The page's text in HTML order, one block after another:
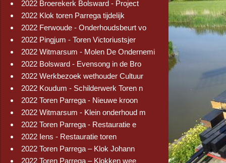
2022 Broerekerk Bolsward - Project
2022 Klok toren Parrega tijdelijk
2022 Ferwoude - Onderhoudsbeurt vo
2022 Pingjum - Toren Victoriustsjer
2022 Witmarsum - Molen De Ondernemi
2022 Bolsward - Evensong in de Bro
2022 Werkbezoek wethouder Cultuur
2022 Koudum - Schilderwerk Toren n
2022 Toren Parrega - Nieuwe kroon
2022 Witmarsum - Klein onderhoud m
2022 Toren Parrega - Restauratie e
2022 Iens - Restauratie toren
2022 Toren Parrega – Klok Johann
2022 Toren Parrega – Klokken wee